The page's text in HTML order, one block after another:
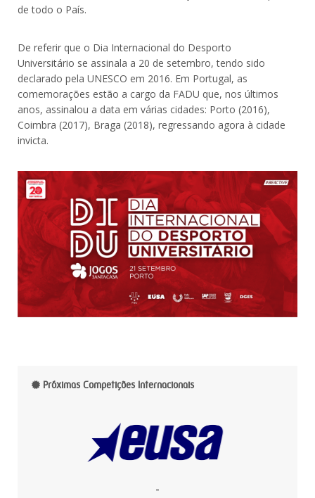
de todo o País.
De referir que o Dia Internacional do Desporto
Universitário se assinala a 20 de setembro, tendo sido
declarado pela UNESCO em 2016. Em Portugal, as
comemorações estão a cargo da FADU que, nos últimos
anos, assinalou a data em várias cidades: Porto (2016),
Coimbra (2017), Braga (2018), regressando agora à cidade
invicta.
Próximas Competições Internacionais
-